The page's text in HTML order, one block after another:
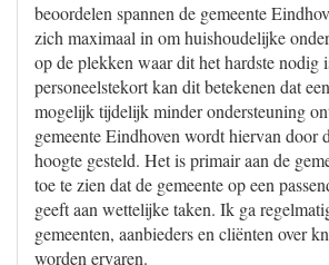
beoordelen spannen de gemeente
zich maximaal in om huishoudelijke
op de plekken waar dit het hardste nodig
personeelstekort kan dit betekenen dat
mogelijk tijdelijk minder ondersteuning
gemeente Eindhoven wordt hiervan door
hoogte gesteld. Het is primair aan de
toe te zien dat de gemeente op een
geeft aan wettelijke taken. Ik ga
gemeenten, aanbieders en cliënten over
worden ervaren.